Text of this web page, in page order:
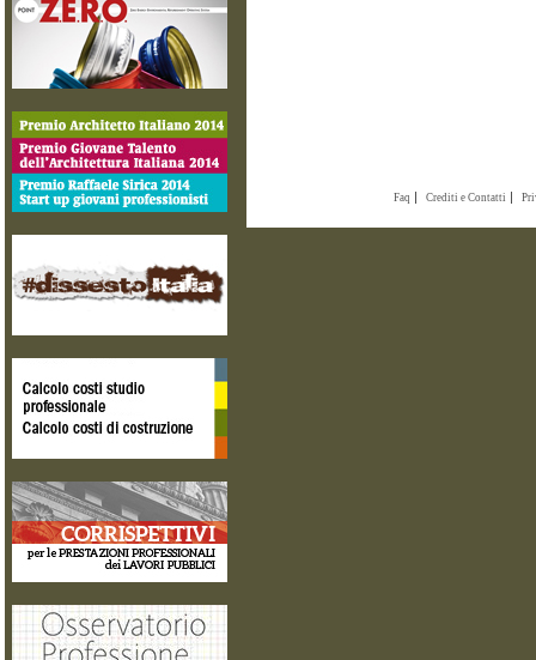
Faq Crediti e Contatti